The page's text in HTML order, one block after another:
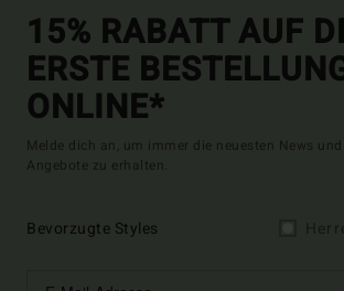
15% RABATT AUF
ERSTE
ONLINE*
Melde dich an, um immer die neuesten News
Angebote zu erhalten.
Bevorzugte Styles